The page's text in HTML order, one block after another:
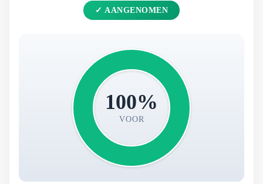
✓ AANGENOMEN
100%
VOOR